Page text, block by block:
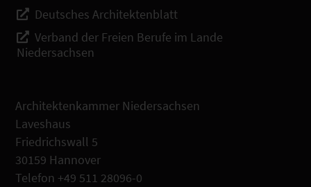
Deutsches Architektenblatt
Verband der Freien Berufe im Lande
Niedersachsen
Architektenkammer Niedersachsen
Laveshaus
Friedrichswall 5
30159 Hannover
Telefon +49 511 28096-0